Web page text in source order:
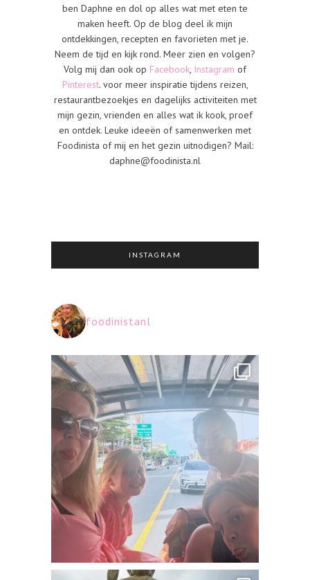
ben Daphne en dol op alles wat met eten te
maken heeft. Op de blog deel ik mijn
ontdekkingen, recepten en favorieten met je.
Neem de tijd en kijk rond. Meer zien en volgen?
Volg mij dan ook op Facebook Instagram of
Pinterest. voor meer inspiratie tijdens reizen,
restaurantbezoekjes en dagelijks activiteiten met
mijn gezin, vrienden en alles wat ik kook, proef
en ontdek. Leuke ideeën of samenwerken met
Foodinista of mij en het gezin uitnodigen? Mail:
daphne@foodinista.nl
INSTAGRAM
foodinistanl